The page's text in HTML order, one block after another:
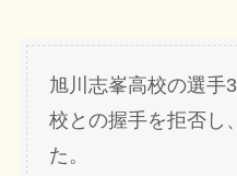
旭川志峯高校の選手
校との握手を拒否し
た。